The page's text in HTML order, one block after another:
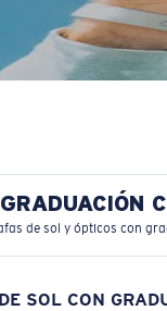
de sol y ópticos con
SOL CON